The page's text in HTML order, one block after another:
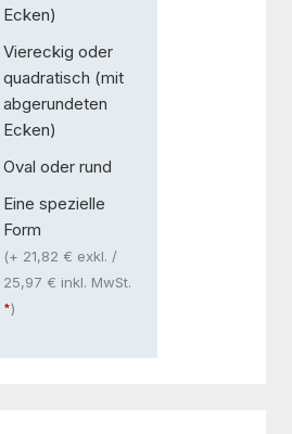
Ecken)
Viereckig oder
quadratisch (mit
abgerundeten
Ecken)
Oval oder rund
Eine spezielle
Form
(+ 21,82 € exkl. /
25,97 € inkl. MwSt.
)